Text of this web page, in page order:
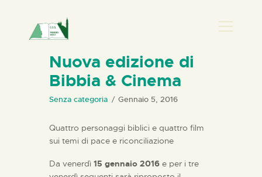
HOME
CHI SIAMO
PERCORSI
Nuova edizione di
Bibbia & Cinema
Senza categoria Gennaio 5, 2016
Quattro personaggi biblici e quattro film
sui temi di pace e riconciliazione
Da venerdì 15 gennaio 2016 e per i tre